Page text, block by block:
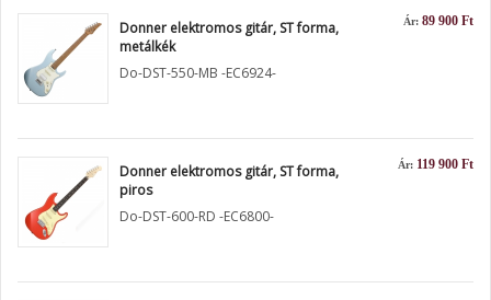
Ár: 89 900 Ft
Donner elektromos gitár, ST forma,
metálkék
Do-DST-550-MB -EC6924-
Ár: 119 900 Ft
Donner elektromos gitár, ST forma,
piros
Do-DST-600-RD -EC6800-